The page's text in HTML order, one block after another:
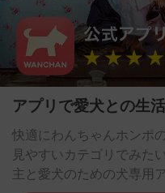
アプリで愛犬との生
快適にわんちゃんホンポ
見やすいカテゴリでみた
主と愛犬のための犬専用ア